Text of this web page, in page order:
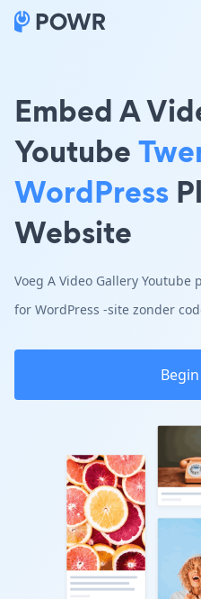
Embed A
Youtube
WordPress
Website
Voeg A Video Gallery
for WordPress -site zonder